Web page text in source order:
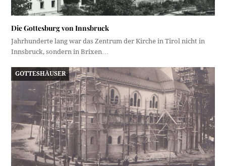
Die Gottesburg von Innsbruck
Jahrhunderte lang war das Zentrum der Kirche in Tirol nicht in
Innsbruck, sondern in Brixen…
GOTTESHÄUSER